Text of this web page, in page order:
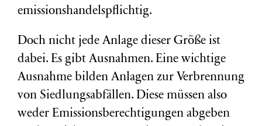
emissionshandelspflichtig.
Doch nicht jede Anlage dieser Größe ist
dabei. Es gibt Ausnahmen. Eine wichtige
Ausnahme bilden Anlagen zur Verbrennung
von Siedlungsabfällen. Diese müssen also
weder Emissionsberechtigungen abgeben